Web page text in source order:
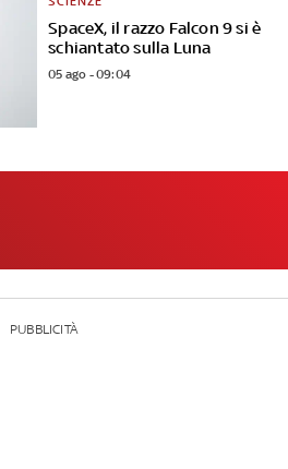
SpaceX, il razzo Falcon 9 si è
schiantato sulla Luna
05 ago - 09:04
PUBBLICITÀ